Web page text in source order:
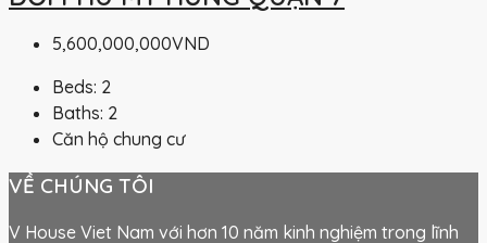
5,600,000,000VND
Beds: 2
Baths: 2
Căn hộ chung cư
VỀ CHÚNG TÔI
V House Viet Nam với hơn 10 năm kinh nghiệm trong lĩnh